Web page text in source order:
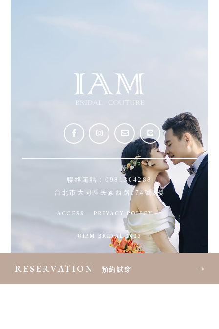
RESERVATION 預約試穿
聯絡電話： 0981304288
台北市大同區民族西路174號2樓
ACCESS PRIVACY POLICY
©IAM BRIDAL 2023